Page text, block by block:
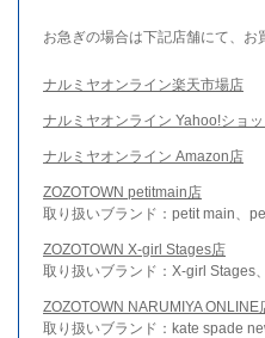
お急ぎの場合は下記店舗にて、お
ナルミヤオンライン楽天市場店
ナルミヤオンライン Yahoo!ショ
ナルミヤオンライン Amazon店
ZOZOTOWN petitmain店
取り扱いブランド：petit main、
ZOZOTOWN X-girl Stages店
取り扱いブランド：X-girl Stages
ZOZOTOWN NARUMIYA ONLINE
取り扱いブランド：kate spade